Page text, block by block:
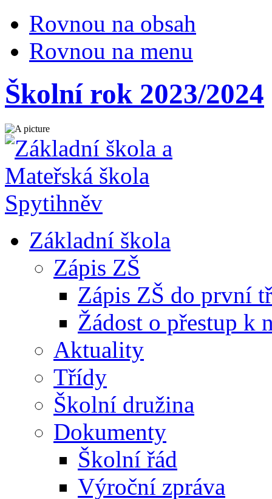
Rovnou na obsah
Rovnou na menu
Školní rok 2023/2024
Základní škola
Zápis ZŠ
Zápis ZŠ do první
Žádost o přestup k
Aktuality
Třídy
Školní družina
Dokumenty
Školní řád
Výroční zpráva